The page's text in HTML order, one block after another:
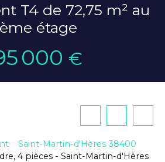
T4 de 72,75 m² au
étage
000 €
Saint-Martin-d'Hères 38400
4 pièces - Saint-Martin-d'Hères